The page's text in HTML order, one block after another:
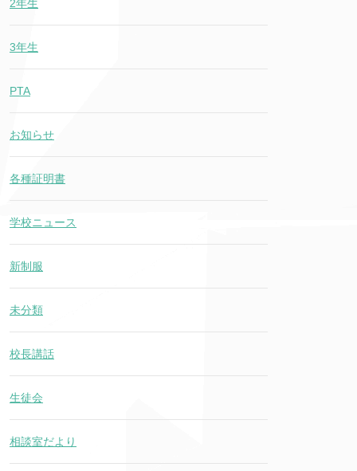
2年生
3年生
PTA
お知らせ
各種証明書
学校ニュース
新制服
未分類
校長講話
生徒会
相談室だより